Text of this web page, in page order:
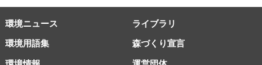
環境ニュース ライブラリ
環境用語集 森づくり宣言